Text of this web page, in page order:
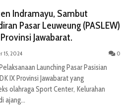
Indramayu, Sambut
Pasar Leuweung (PASLEW)
Jawabarat.
15, 2024 0
Launching Pasar Pasisian
IX Provinsi Jawabarat yang
olahraga Sport Center, Kelurahan
ajang...